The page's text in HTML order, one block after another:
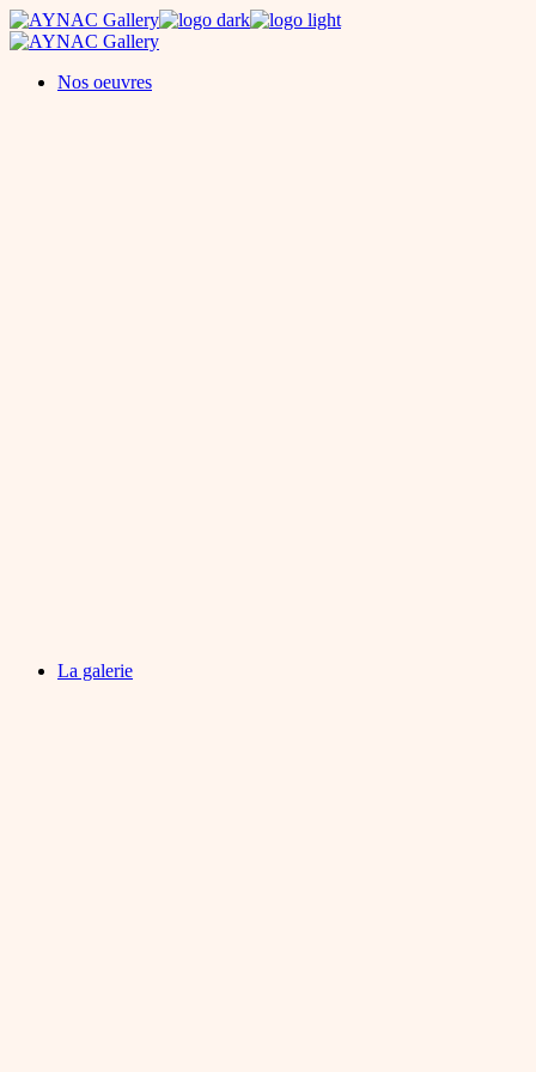
Skip
to
contentNos oeuvres
La galerie